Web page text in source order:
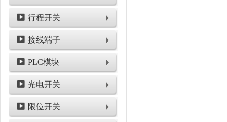
行程开关
接线端子
PLC模块
光电开关
限位开关